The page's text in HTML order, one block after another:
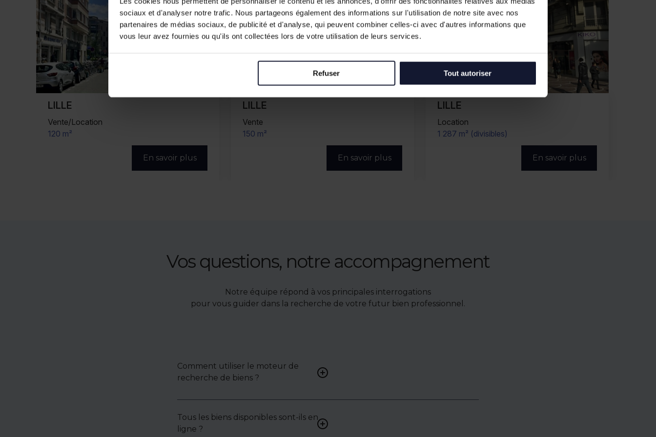
sociaux et d'analyser notre trafic. Nous partageons également des informations sur l'utilisation de notre site avec nos
partenaires de médias sociaux, de publicité et d'analyse, qui peuvent combiner celles-ci avec d'autres informations que
vous leur avez fournies ou qu'ils ont collectées lors de votre utilisation de leurs services.
Refuser Tout autoriser
LILLE
Vente/Location
120 m²
En savoir plus
LILLE
Vente
150 m²
En savoir plus
LILLE
Location
1 287 m² (divisibles)
En savoir plus
Vos questions, notre accompagnement
Notre équipe répond à vos principales interrogations
pour vous guider dans la recherche de votre futur bien professionnel.
Comment utiliser le moteur de
recherche de biens ?
Renseignez vos critères (type de bien,
une liste de biens ciblés.
Tous les biens disponibles sont-ils en
ligne ?
Non. Certains biens sont proposés en